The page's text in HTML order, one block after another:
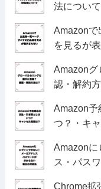
法について
Amazonで
を見るが
Amazonグ
認・解約
Amazon予
つ？・キ
Amazonに
ス・パス
Chrome拡